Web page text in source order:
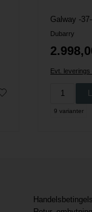
Galway -
Dubarry
Evt.
9 varianter